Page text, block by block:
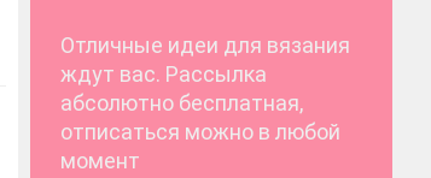
Отличные идеи для вязания
ждут вас. Рассылка
абсолютно бесплатная,
отписаться можно в любой
момент